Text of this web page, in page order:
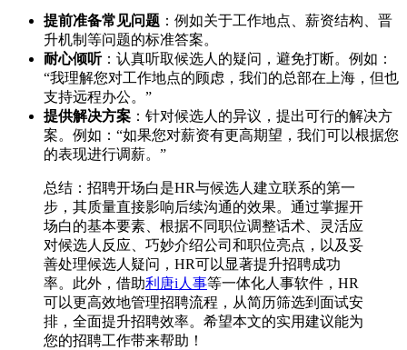
提前准备常见问题 ：例如关于工作地点、薪资结构、晋
升机制等问题的标准答案。
耐心倾听：认真听取候选人的疑问，避免打断。例如：
“我理解您对工作地点的顾虑，我们的总部在上海，但也
支持远程办公。”
提供解决方案 ：针对候选人的异议，提出可行的解决方
案。例如：“如果您对薪资有更高期望，我们可以根据您
的表现进行调薪。”
总结：招聘开场白是HR与候选人建立联系的第一
步，其质量直接影响后续沟通的效果。通过掌握开
场白的基本要素、根据不同职位调整话术、灵活应
对候选人反应、巧妙介绍公司和职位亮点，以及妥
善处理候选人疑问，HR可以显著提升招聘成功
率。此外，借助利唐i人事等一体化人事软件，HR
可以更高效地管理招聘流程，从简历筛选到面试安
排，全面提升招聘效率。希望本文的实用建议能为
您的招聘工作带来帮助！